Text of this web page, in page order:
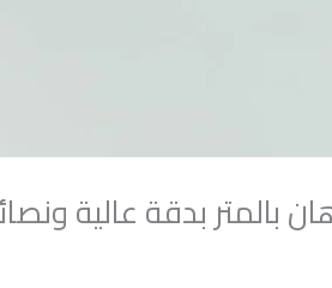
بالمتر بدقة عالية